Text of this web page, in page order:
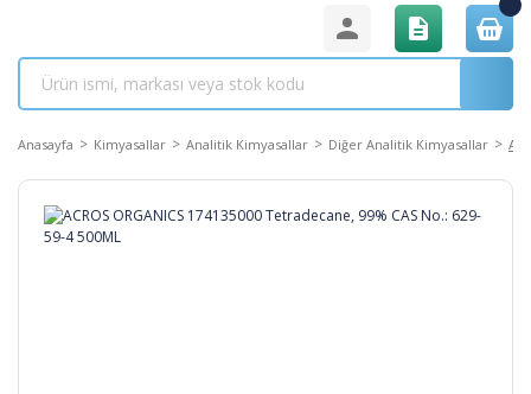
Anasayfa Kimyasallar Analitik Kimyasallar Diğer Analitik Kimyasallar